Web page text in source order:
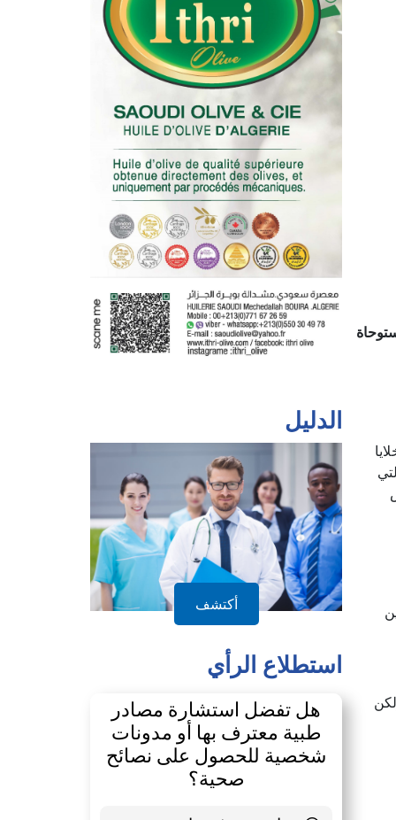
على أكثر من 5 ملايين
الدليل
أكتشف
استطلاع الرأي
هل تفضل استشارة مصادر
طبية معترف بها أو مدونات
شخصية للحصول على نصائح
صحية؟